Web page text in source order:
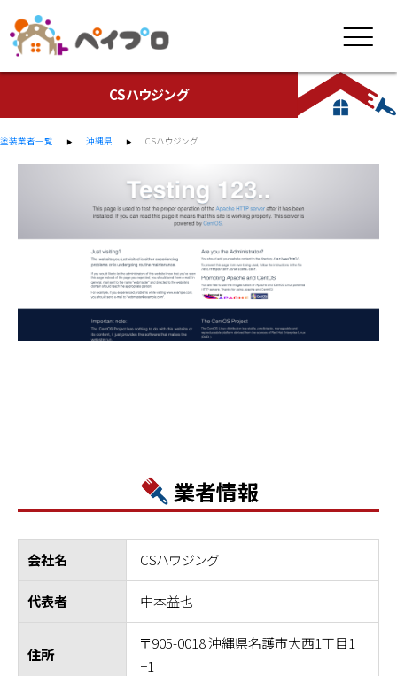
CSハウジング
塗装業者一覧 沖縄県 CSハウジング
業者情報
会社名 CSハウジング
代表者 中本益也
住所
〒905-0018 沖縄県名護市大西1丁目1
−1